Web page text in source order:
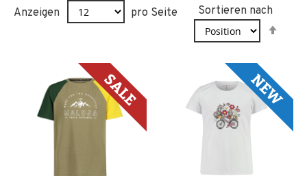
Anzeigen pro Seite
Sortieren nach